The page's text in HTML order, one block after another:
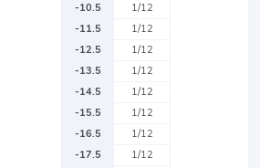
-10.5
1/12
-11.5
1/12
-12.5
1/12
-13.5
1/12
-14.5
1/12
-15.5
1/12
-16.5
1/12
-17.5
1/12